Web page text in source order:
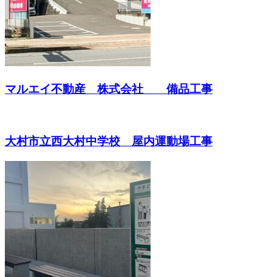
マルエイ不動産 株式会社 備品工事
大村市立西大村中学校 屋内運動場工事